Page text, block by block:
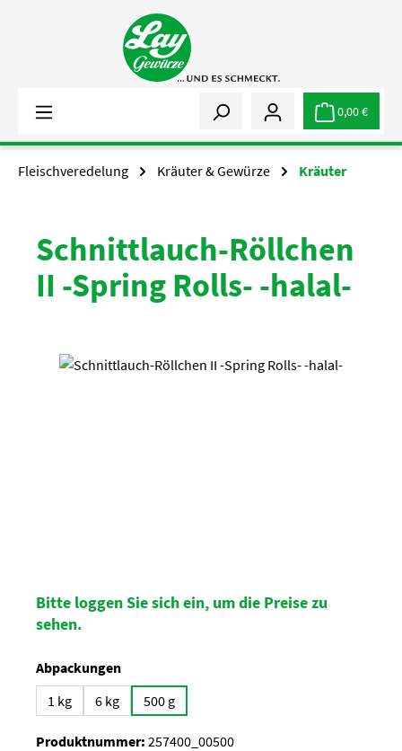
Zum Hauptinhalt springen
0,00 €
Fleischveredelung Kräuter & Gewürze Kräuter
Schnittlauch-Röllchen
II -Spring Rolls- -halal-
Bildergalerie überspringen
Bitte loggen Sie sich ein, um die Preise zu
sehen.
Abpackungenauswählen
1 kg
6 kg 500 g
Produktnummer: 257400_00500